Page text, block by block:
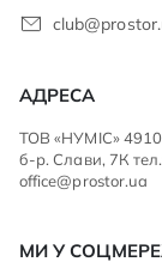
АДРЕСА
ТОВ «НУМІС»
б-р. Слави, 7К
office@prostor.ua
МИ У